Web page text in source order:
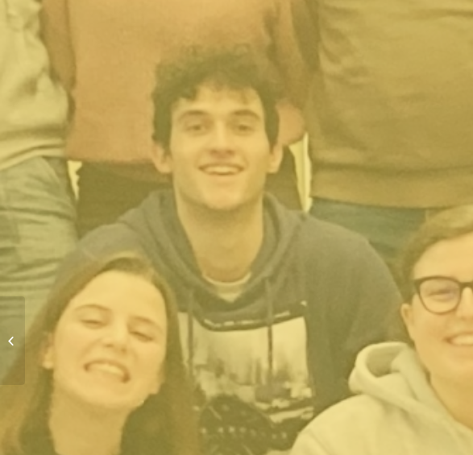
Saldi nella fede: MGS
Day e Professioni
Perpetue al Colle Don
Bosco